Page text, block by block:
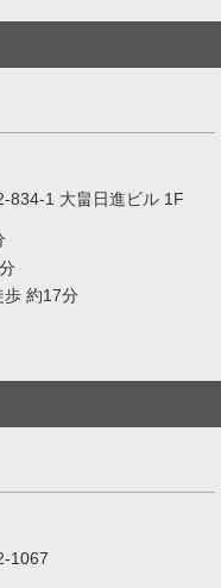
834-1 大畠日進ビル 1F
歩 約17分
1067